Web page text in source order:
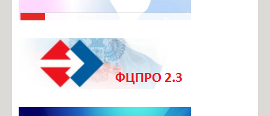
Документы ОО
Телефоны доверия
Безопасный маршрут в школу
Центр профориентационного и карьерного сопровождения